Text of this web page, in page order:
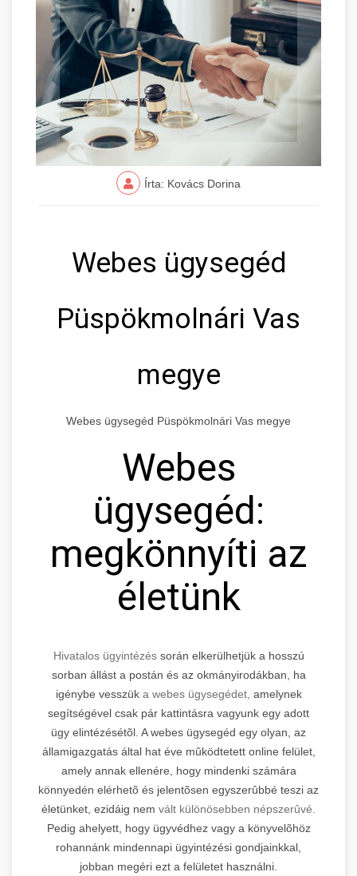
Írta: Kovács Dorina
Webes ügysegéd
Püspökmolnári Vas
megye
Webes ügysegéd Püspökmolnári Vas megye
Webes
ügysegéd:
megkönnyíti az
életünk
Hivatalos ügyintézés során elkerülhetjük a hosszú
sorban állást a postán és az okmányirodákban, ha
igénybe vesszük a webes ügysegédet, amelynek
segítségével csak pár kattintásra vagyunk egy adott
ügy elintézésétõl. A webes ügysegéd egy olyan, az
államigazgatás által hat éve mûködtetett online felület,
amely annak ellenére, hogy mindenki számára
könnyedén elérhetõ és jelentõsen egyszerûbbé teszi az
életünket, ezidáig nem vált különösebben népszerûvé.
Pedig ahelyett, hogy ügyvédhez vagy a könyvelõhöz
rohannánk mindennapi ügyintézési gondjainkkal,
jobban megéri ezt a felületet használni.